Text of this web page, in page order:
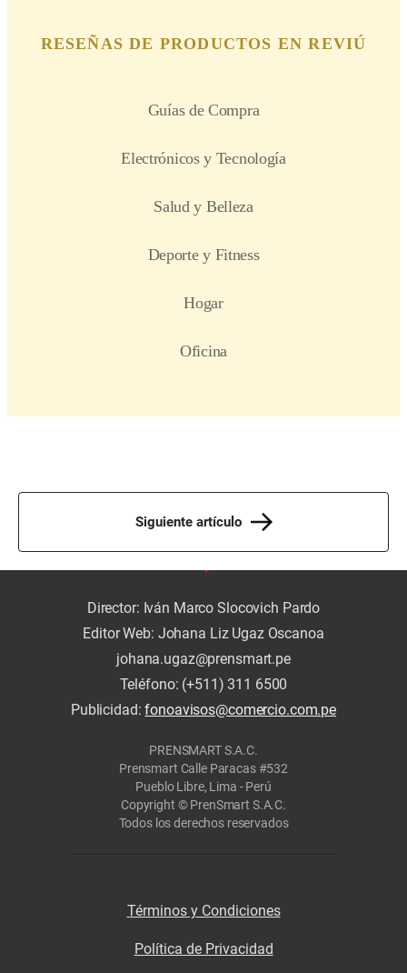
Siguiente artículo
Director: Iván Marco Slocovich Pardo
Editor Web: Johana Liz Ugaz Oscanoa
johana.ugaz@prensmart.pe
Teléfono: (+511) 311 6500
Publicidad:fonoavisos@comercio.com.pe
PRENSMART S.A.C.
Prensmart Calle Paracas #532
Pueblo Libre, Lima - Perú
Copyright © PrenSmart S.A.C.
Todos los derechos reservados
Términos y Condiciones
Política de Privacidad